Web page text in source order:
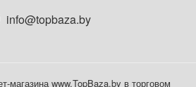
info@topbaza.by
магазина www.TopBaza.by в торговом